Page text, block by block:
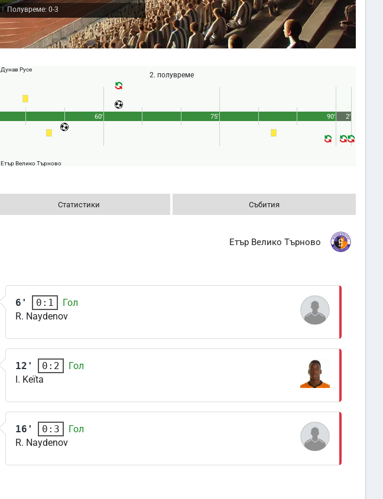
Полувреме: 0-3
Дунав Русе
2. полувреме
Етър Велико Търново
90'
60' 75' 2'
Статистики Събития
Етър Велико Търново
6' 0:1
Гол
R. Naydenov
12' 0:2
Гол
I. Keïta
16' 0:3
Гол
R. Naydenov